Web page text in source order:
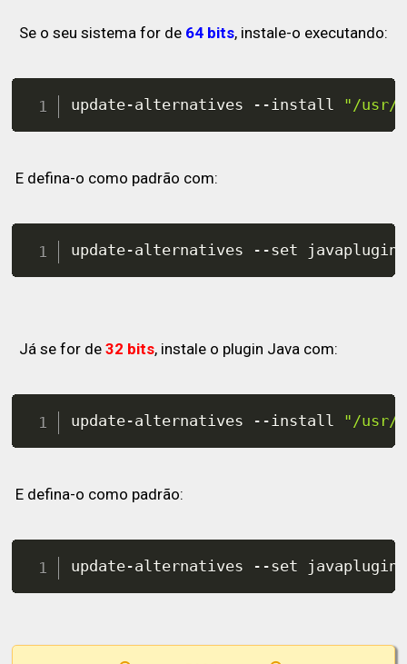
Se o seu sistema for de 64 bits, instale-o executando:
update-alternatives --install "/usr/
E defina-o como padrão com:
update-alternatives --set
Já se for de32 bits, instale o plugin Java com:
update-alternatives --install "/usr/
E defina-o como padrão:
update-alternatives --set